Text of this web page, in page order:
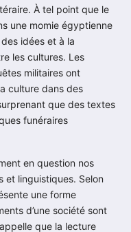
À tel point que le
une momie égyptienne
idées et à la
les cultures. Les
militaires ont
culture dans des
que des textes
funéraires
en question nos
et linguistiques. Selon
une forme
d’une société sont
que la lecture